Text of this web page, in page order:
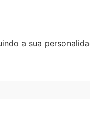
a sua